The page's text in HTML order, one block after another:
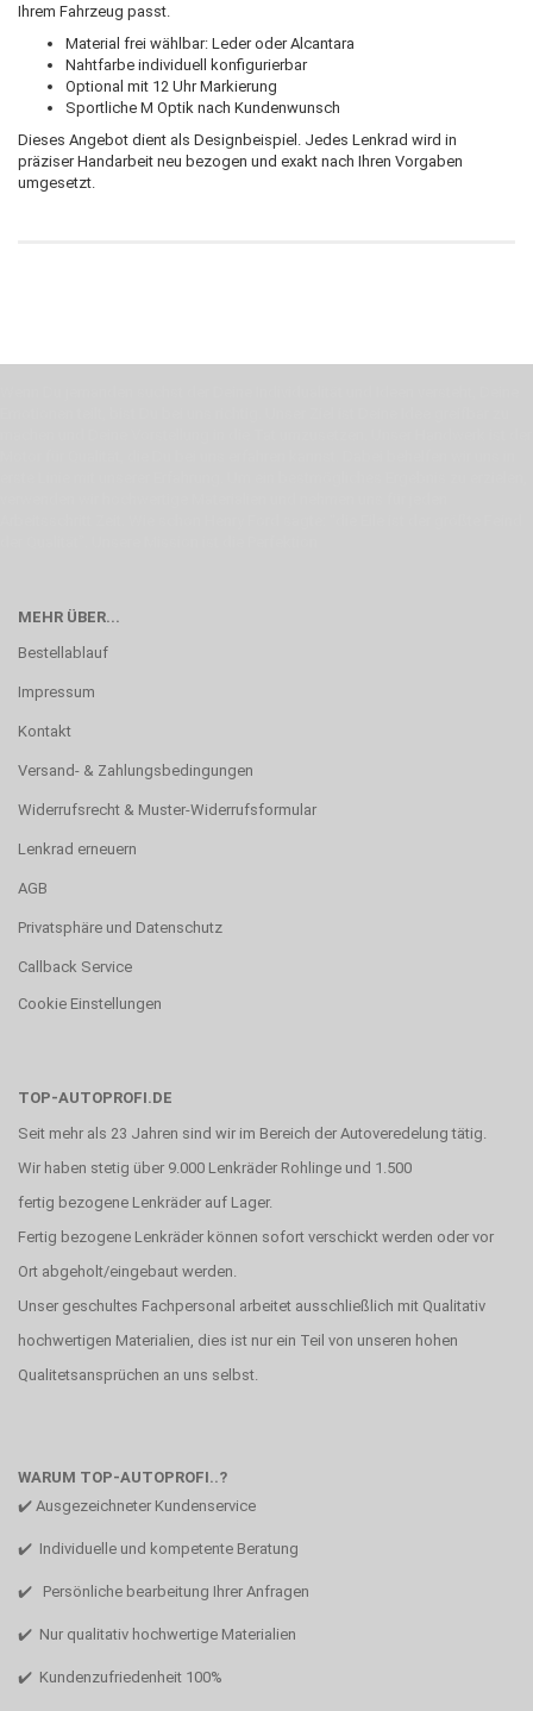
Ihrem Fahrzeug passt.
Material frei wählbar: Leder oder Alcantara
Nahtfarbe individuell konfigurierbar
Optional mit 12 Uhr Markierung
Sportliche M Optik nach Kundenwunsch
Dieses Angebot dient als Designbeispiel. Jedes Lenkrad wird in
präziser Handarbeit neu bezogen und exakt nach Ihren Vorgaben
umgesetzt.
MEHR ÜBER...
Bestellablauf
Impressum
Kontakt
Versand- & Zahlungsbedingungen
Widerrufsrecht & Muster-Widerrufsformular
Lenkrad erneuern
AGB
Privatsphäre und Datenschutz
Callback Service
Cookie Einstellungen
TOP-AUTOPROFI.DE
Seit mehr als 23 Jahren sind wir im Bereich der Autoveredelung tätig.
Wir haben stetig über 9.000 Lenkräder Rohlinge und 1.500
fertig bezogene Lenkräder auf Lager.
Fertig bezogene Lenkräder können sofort verschickt werden oder vor
Ort abgeholt/eingebaut werden.
Unser geschultes Fachpersonal arbeitet ausschließlich mit Qualitativ
hochwertigen Materialien, dies ist nur ein Teil von unseren hohen
Qualitetsansprüchen an uns selbst.
WARUM TOP-AUTOPROFI..?
✔️ Ausgezeichneter Kundenservice
✔️ Individuelle und kompetente Beratung
✔️ Persönliche bearbeitung Ihrer Anfragen
✔️ Nur qualitativ hochwertige Materialien
✔️ Kundenzufriedenheit 100%